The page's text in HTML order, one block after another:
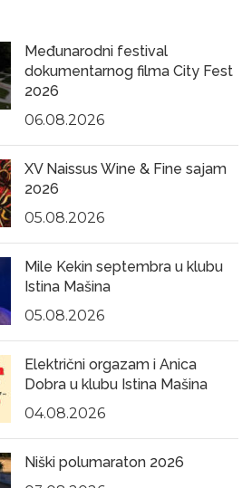
Međunarodni festival
dokumentarnog filma City Fest
2026
06.08.2026
XV Naissus Wine & Fine sajam
2026
05.08.2026
Mile Kekin septembra u klubu
Istina Mašina
05.08.2026
Električni orgazam i Anica
Dobra u klubu Istina Mašina
04.08.2026
Niški polumaraton 2026